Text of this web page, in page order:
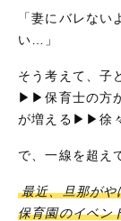
「妻にバレな
い…」
そう考えて、子
▶▶保育士の方
が増える▶▶徐
で、一線を超え
最近、旦那がや
保育園のイベン